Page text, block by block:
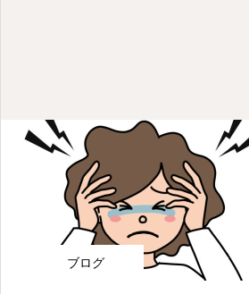
ブログ